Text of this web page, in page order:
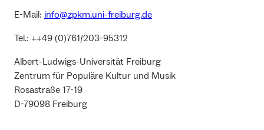
E-Mail: info@zpkm.uni-freiburg.de
Tel.: ++49 (0)761/203-95312
Albert-Ludwigs-Universität Freiburg
Zentrum für Populäre Kultur und Musik
Rosastraße 17-19
D-79098 Freiburg